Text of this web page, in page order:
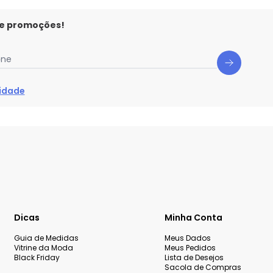
promoções!
Dicas
Guia de Medidas
Vitrine da Moda
Black Friday
Minha Conta
Meus Dados
Meus Pedidos
Lista de Desejos
Sacola de Compras